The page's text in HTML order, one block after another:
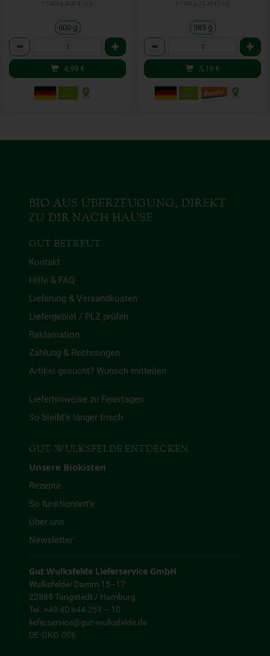
600 g
Anzahl
4,99 €
385 g
Anzahl
5,19 €
BIO AUS ÜBERZEUGUNG, DIREKT
ZU DIR NACH HAUSE
GUT BETREUT
Kontakt
Hilfe & FAQ
Lieferung & Versandkosten
Liefergebiet / PLZ prüfen
Reklamation
Zahlung & Rechnungen
Artikel gesucht? Wunsch mitteilen
Lieferhinweise zu Feiertagen
So bleibt’s länger frisch
GUT WULKSFELDE ENTDECKEN
Unsere Biokisten
Rezepte
So funktioniert’s
Über uns
Newsletter
Gut Wulksfelde Lieferservice GmbH
Wulksfelder Damm 15–17
22889 Tangstedt / Hamburg
Tel. +49 40 644 251 – 10
lieferservice@gut-wulksfelde.de
DE-ÖKO-006